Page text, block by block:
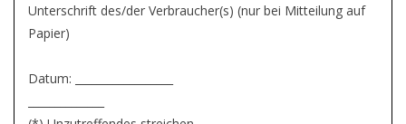
Unterschrift des/der Verbraucher(s) (nur bei Mitteilung auf
Papier)
Datum: __________________